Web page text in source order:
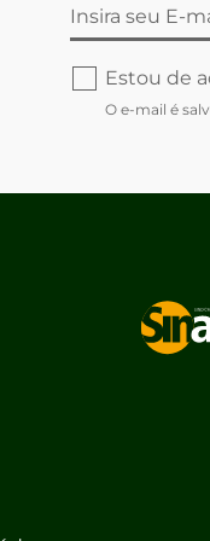
Estou de
O e-mail é